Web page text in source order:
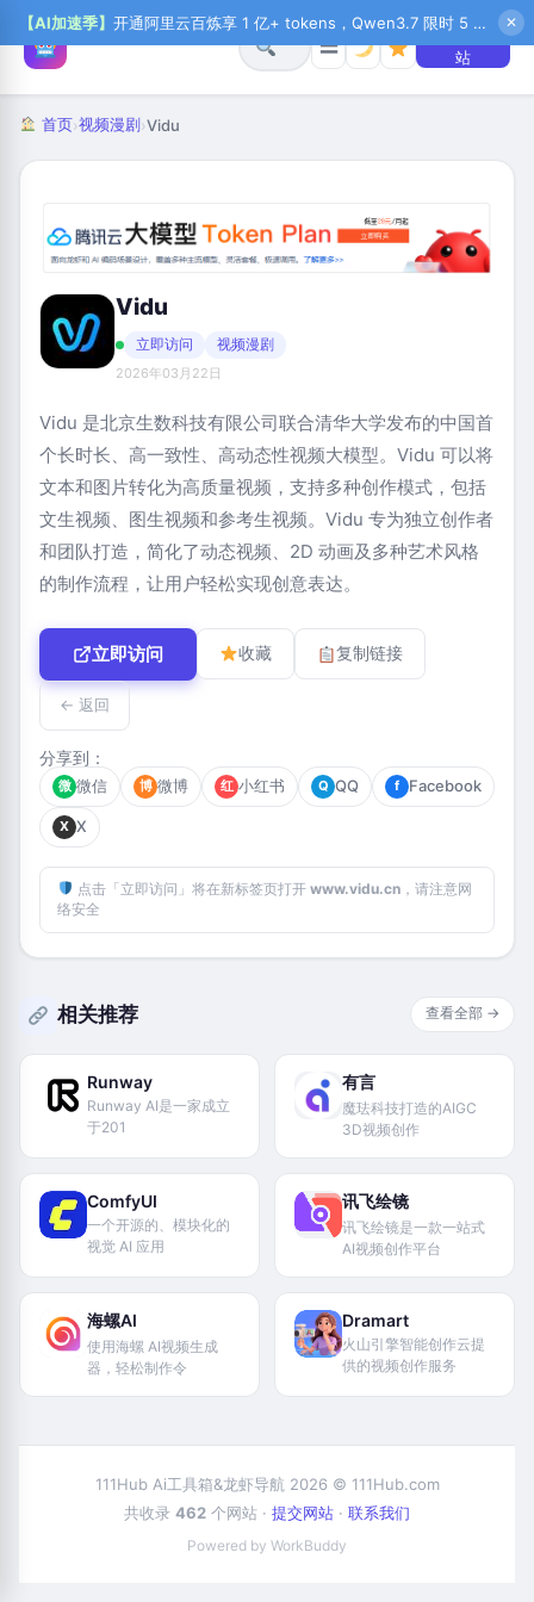
【AI加速季】 开通阿里云百炼享 1 亿+ tokens，Qwen3.7 限时 5 折起，秒悟新注送 1 万积分，加入 OPC 赢百万助力金，QoderWork CN 首月 0 元 ✕
☰
+ 提交网
站
首页›视频漫剧›Vidu
Vidu
立即访问 视频漫剧
2026年03月22日
Vidu 是北京生数科技有限公司联合清华大学发布的中国首
个长时长、高一致性、高动态性视频大模型。Vidu 可以将
文本和图片转化为高质量视频，支持多种创作模式，包括
文生视频、图生视频和参考生视频。Vidu 专为独立创作者
和团队打造，简化了动态视频、2D 动画及多种艺术风格
的制作流程，让用户轻松实现创意表达。
立即访问 收藏 复制链接
← 返回
分享到：
微 微信 博 微博 红 小红书 Q QQ f Facebook
X X
点击「立即访问」将在新标签页打开 www.vidu.cn，请注意网
络安全
相关推荐 查看全部 →
Runway
Runway AI是一家成立
于201
有言
魔珐科技打造的AIGC
3D视频创作
ComfyUI
一个开源的、模块化的
视觉 AI 应用
讯飞绘镜
讯飞绘镜是一款一站式
AI视频创作平台
海螺AI
使用海螺 AI视频生成
器，轻松制作令
Dramart
火山引擎智能创作云提
供的视频创作服务
111Hub Ai工具箱&龙虾导航 2026 © 111Hub.com
共收录 462 个网站 · 提交网站 · 联系我们
Powered by WorkBuddy